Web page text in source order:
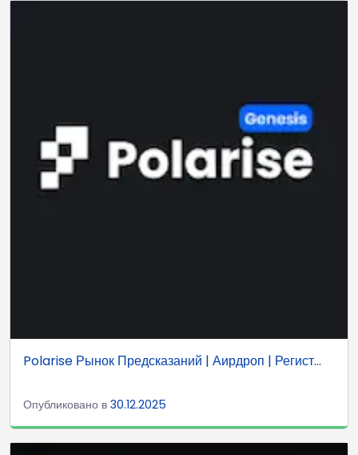
Polarise Рынок Предсказаний | Аирдроп | Регист...
Опубликовано в 30.12.2025